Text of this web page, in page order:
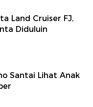
Land Cruiser FJ,
Diduluin
Santai Lihat Anak